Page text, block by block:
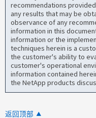
recommendations
any results that may be
observance of any
information in this
information or the
techniques herein is a
the customer's ability to
customer's operational
information contained
the NetApp products
返回顶部